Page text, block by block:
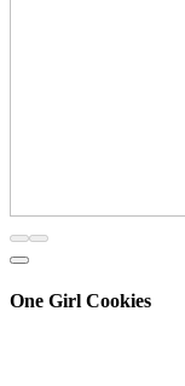
One Girl Cookies